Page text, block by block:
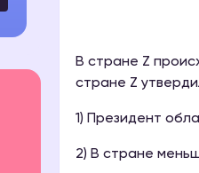
В стране Z
стране Z
1) Президент
2) В стране